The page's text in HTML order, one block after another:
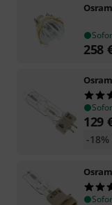
Osram
258
Osram
129
-18%
Osram